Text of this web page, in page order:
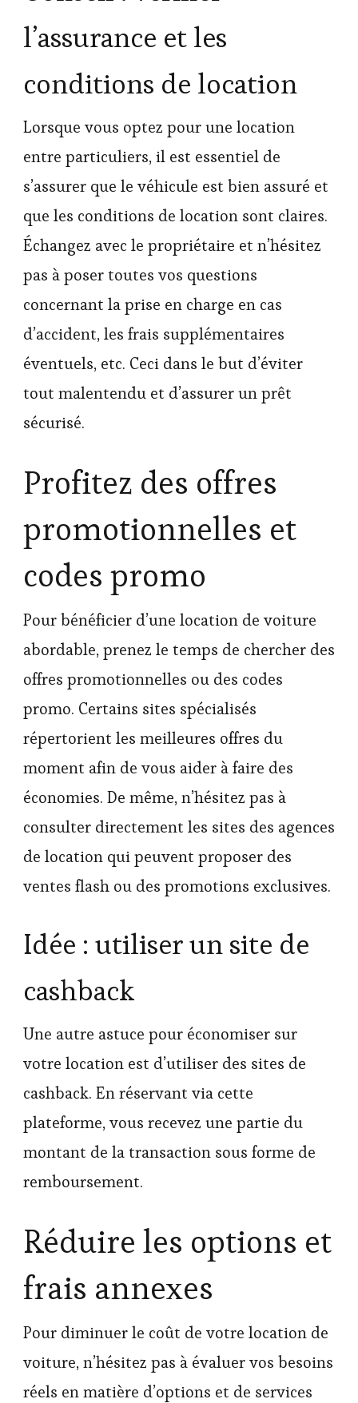
l’assurance et les
conditions de location
Lorsque vous optez pour une location
entre particuliers, il est essentiel de
s’assurer que le véhicule est bien assuré et
que les conditions de location sont claires.
Échangez avec le propriétaire et n’hésitez
pas à poser toutes vos questions
concernant la prise en charge en cas
d’accident, les frais supplémentaires
éventuels, etc. Ceci dans le but d’éviter
tout malentendu et d’assurer un prêt
sécurisé.
Profitez des offres
promotionnelles et
codes promo
Pour bénéficier d’une location de voiture
abordable, prenez le temps de chercher des
offres promotionnelles ou des codes
promo. Certains sites spécialisés
répertorient les meilleures offres du
moment afin de vous aider à faire des
économies. De même, n’hésitez pas à
consulter directement les sites des agences
de location qui peuvent proposer des
ventes flash ou des promotions exclusives.
Idée : utiliser un site de
cashback
Une autre astuce pour économiser sur
votre location est d’utiliser des sites de
cashback. En réservant via cette
plateforme, vous recevez une partie du
montant de la transaction sous forme de
remboursement.
Réduire les options et
frais annexes
Pour diminuer le coût de votre location de
voiture, n’hésitez pas à évaluer vos besoins
réels en matière d’options et de services